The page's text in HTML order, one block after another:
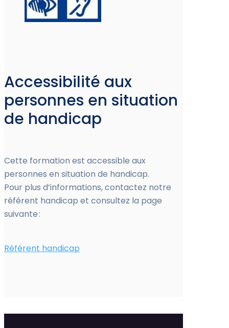
Accessibilité aux
personnes en situation
de handicap
Cette formation est accessible aux
personnes en situation de handicap.
Pour plus d’informations, contactez notre
référent handicap et consultez la page
suivante :
Référent handicap